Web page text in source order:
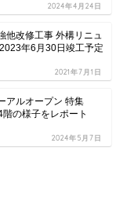
2024年4月24日
他改修工事 外構リニュ
年6月30日竣工予定
2021年7月1日
アルオープン 特集
の様子をレポート
2024年5月7日